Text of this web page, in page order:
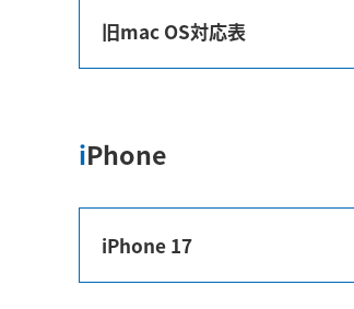
旧mac OS対応表
iPhone
iPhone 17